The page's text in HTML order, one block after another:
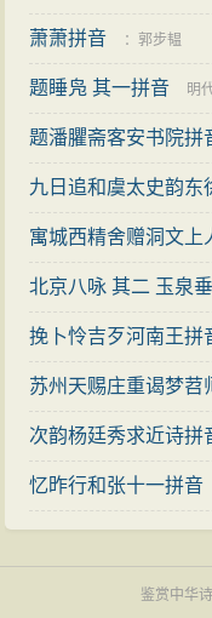
萧萧拼音 ：郭步韫
题睡凫 其一拼音 明
题潘臞斋客安书院拼
九日追和虞太史韵东
寓城西精舍赠洞文上
北京八咏 其二 玉泉
挽卜怜吉歹河南王拼
苏州天赐庄重谒梦苕
次韵杨廷秀求近诗拼
忆昨行和张十一拼音
鉴赏中华